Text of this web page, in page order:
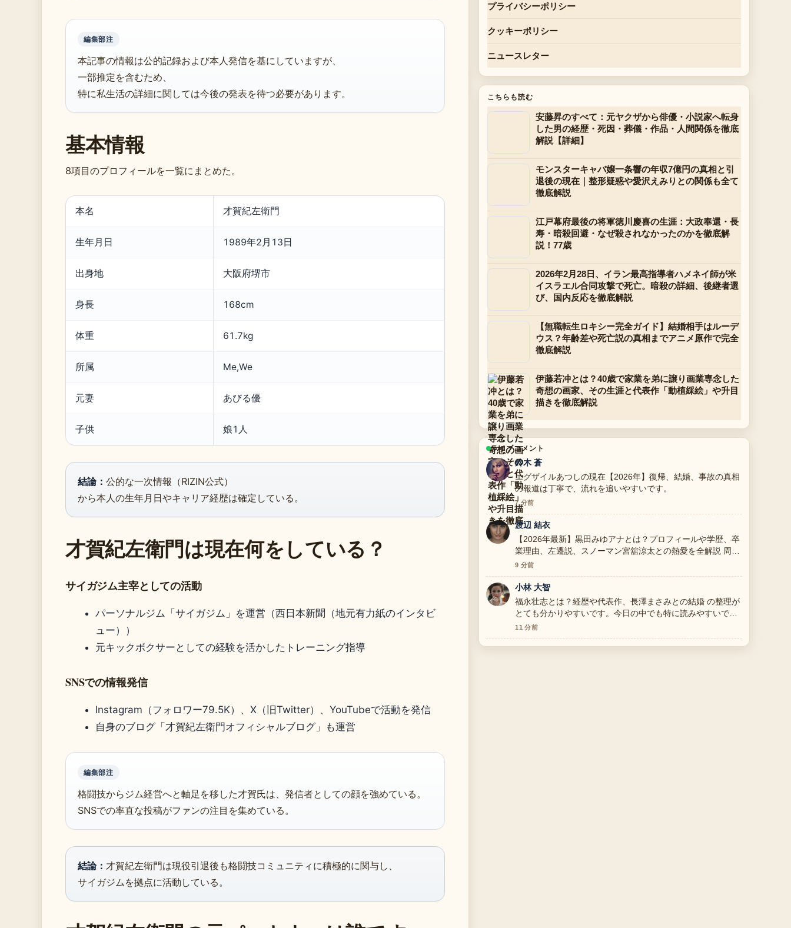
編集部注
本記事の情報は公的記録および本人発信を基にしていますが、
一部推定を含むため、
特に私生活の詳細に関しては今後の発表を待つ必要があります。
基本情報
8項目のプロフィールを一覧にまとめた。
本名 才賀紀左衛門
生年月日 1989年2月13日
出身地 大阪府堺市
身長 168cm
体重 61.7kg
所属 Me,We
元妻 あびる優
子供 娘1人
結論： 公的な一次情報（RIZIN公式）
から本人の生年月日やキャリア経歴は確定している。
才賀紀左衛門は現在何をしている？
サイガジム主宰としての活動
パーソナルジム「サイガジム」を運営（西日本新聞（地元有力紙のインタビ
ュー））
元キックボクサーとしての経験を活かしたトレーニング指導
SNSでの情報発信
Instagram（フォロワー79.5K）、X（旧Twitter）、YouTubeで活動を発信
自身のブログ「才賀紀左衛門オフィシャルブログ」も運営
編集部注
格闘技からジム経営へと軸足を移した才賀氏は、発信者としての顔を強めている。
SNSでの率直な投稿がファンの注目を集めている。
結論： 才賀紀左衛門は現役引退後も格闘技コミュニティに積極的に関与し、
サイガジムを拠点に活動している。
プライバシーポリシー
クッキーポリシー
ニュースレター
こちらも読む
安藤昇のすべて：元ヤクザから俳優・小説家へ転身
した男の経歴・死因・葬儀・作品・人間関係を徹底
解説【詳細】
モンスターキャバ嬢一条響の年収7億円の真相と引
退後の現在｜整形疑惑や愛沢えみりとの関係も全て
徹底解説
江戸幕府最後の将軍徳川慶喜の生涯：大政奉還・長
寿・暗殺回避・なぜ殺されなかったのかを徹底解
説！77歳
2026年2月28日、イラン最高指導者ハメネイ師が米
イスラエル合同攻撃で死亡。暗殺の詳細、後継者選
び、国内反応を徹底解説
【無職転生ロキシー完全ガイド】結婚相手はルーデ
ウス？年齢差や死亡説の真相までアニメ原作で完全
徹底解説
伊藤若冲とは？40歳で家業を弟に譲り画業専念した
奇想の画家、その生涯と代表作「動植綵絵」や升目
描きを徹底解説
ライブコメント
鈴木 蒼
エグザイルあつしの現在【2026年】復帰、結婚、事故の真相
の報道は丁寧で、流れを追いやすいです。
7 分前
渡辺 結衣
【2026年最新】黒田みゆアナとは？プロフィールや学歴、卒
業理由、左遷説、スノーマン宮舘涼太との熱愛を全解説 周辺
の検証がしっかりしていて安心感があります。
9 分前
小林 大智
福永壮志とは？経歴や代表作、長澤まさみとの結婚 の整理が
とても分かりやすいです。今日の中でも特に読みやすいで
す。
11 分前